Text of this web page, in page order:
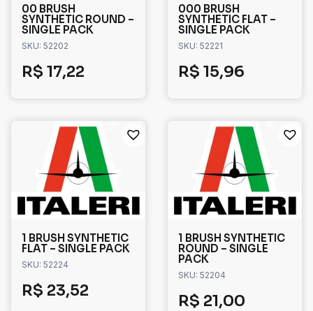
00 BRUSH
SYNTHETIC ROUND –
SINGLE PACK
SKU: 52202
R$ 17,22
000 BRUSH
SYNTHETIC FLAT –
SINGLE PACK
SKU: 52221
R$ 15,96
1 BRUSH SYNTHETIC
FLAT – SINGLE PACK
SKU: 52224
R$ 23,52
1 BRUSH SYNTHETIC
ROUND – SINGLE
PACK
SKU: 52204
R$ 21,00